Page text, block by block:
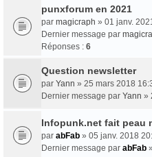
punxforum en 2021
par magicraph » 01 janv.
Dernier message par
Réponses : 6
Question newsletter
par Yann » 25 mars 2018
Dernier message par Yann »
Infopunk.net fait peau
par abFab » 05 janv. 2018
Dernier message par abFab »